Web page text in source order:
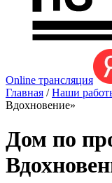
Online трансляция
Главная /Наши
Вдохновение»
Дом по